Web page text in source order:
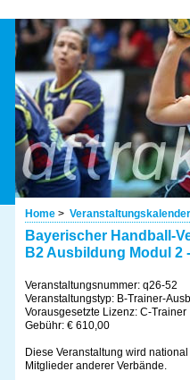
Home > Veranstaltungskalender
Bayerischer Handball-
B2 Ausbildung Modul 2
Veranstaltungsnummer: q26-52
Veranstaltungstyp: B-Trainer-
Vorausgesetzte Lizenz: C-Trainer
Gebühr: € 610,00
Diese Veranstaltung wird
Mitglieder anderer Verbände.